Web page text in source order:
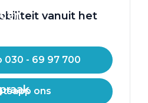
vanuit het
030 - 69 97 700
ons